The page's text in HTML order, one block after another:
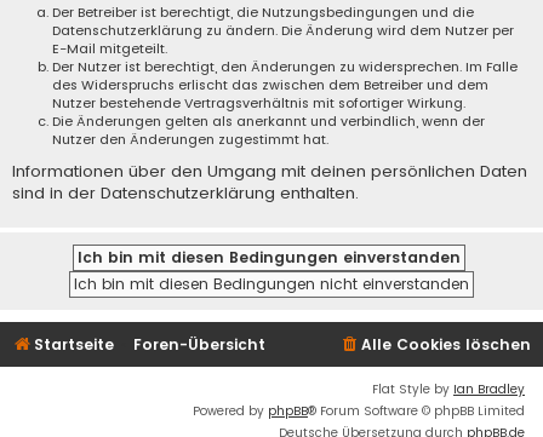
Der Betreiber ist berechtigt, die Nutzungsbedingungen und die
Datenschutzerklärung zu ändern. Die Änderung wird dem Nutzer per
E-Mail mitgeteilt.
Der Nutzer ist berechtigt, den Änderungen zu widersprechen. Im Falle
des Widerspruchs erlischt das zwischen dem Betreiber und dem
Nutzer bestehende Vertragsverhältnis mit sofortiger Wirkung.
Die Änderungen gelten als anerkannt und verbindlich, wenn der
Nutzer den Änderungen zugestimmt hat.
Informationen über den Umgang mit deinen persönlichen Daten
sind in der Datenschutzerklärung enthalten.
Startseite Foren-Übersicht Alle Cookies löschen
Flat Style by Ian Bradley
Powered by phpBB® Forum Software © phpBB Limited
Deutsche Übersetzung durch phpBB.de